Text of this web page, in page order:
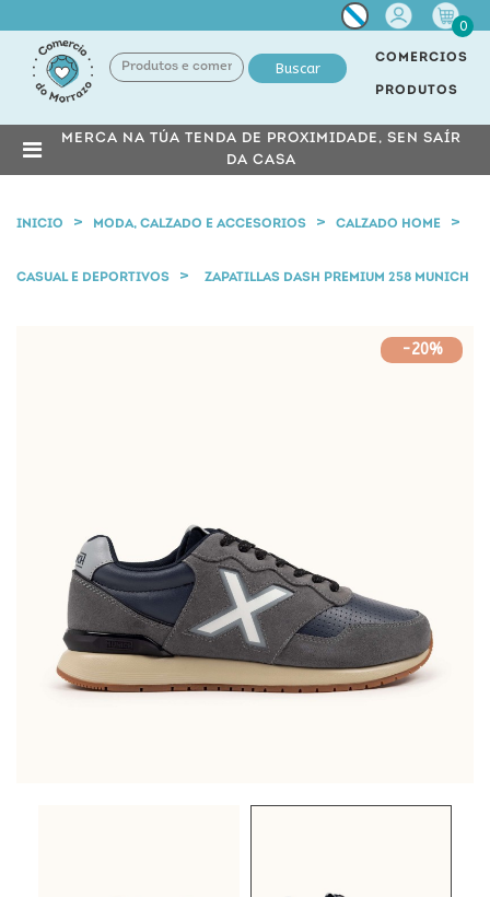
Miña
conta
0
Buscar
COMERCIOS
PRODUTOS
MERCA NA TÚA TENDA DE PROXIMIDADE, SEN SAÍR
DA CASA
INICIO MODA, CALZADO E ACCESORIOS CALZADO HOME
CASUAL E DEPORTIVOS ZAPATILLAS DASH PREMIUM 258 MUNICH
-20%